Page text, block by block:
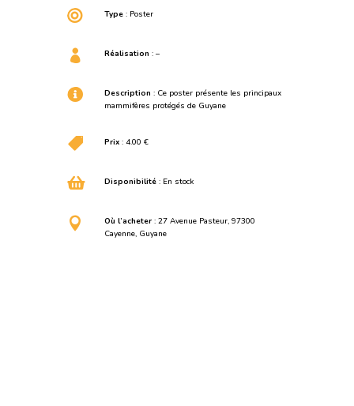
 Type: Poster
 Réalisation : –
 Description : Ce poster présente les principaux
mammifères protégés de Guyane
 Prix: 4.00 €
 Disponibilité: En stock
 Où l’acheter : 27 Avenue Pasteur, 97300
Cayenne, Guyane